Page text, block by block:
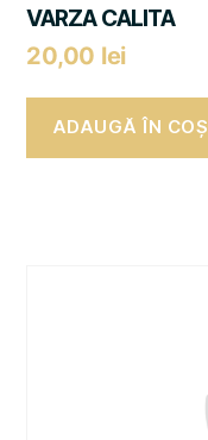
VARZA CALITA
20,00 lei
ADAUGĂ ÎN COȘ